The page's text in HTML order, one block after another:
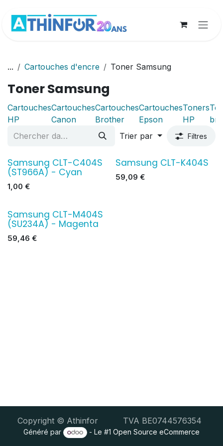
... Cartouches d'encre Toner Samsung
Toner Samsung
Cartouches
HP
Cartouches
Canon
Cartouches
Brother
Cartouches
Epson
Toners
HP
Trier par
Filtres
Samsung CLT-C404S
(ST966A) - Cyan
1,00 €
Samsung CLT-K404S
59,09 €
Samsung CLT-M404S
(SU234A) - Magenta
59,46 €
Copyright © Athinfor TVA BE0744576354
Généré par - Le #1Open Source eCommerce